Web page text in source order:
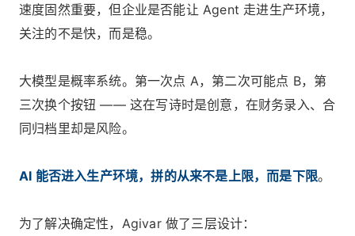
速度固然重要，但企业是否能让 Agent 走进生产环境，
关注的不是快，而是稳。
大模型是概率系统。第一次点 A，第二次可能点 B，第
三次换个按钮 —— 这在写诗时是创意，在财务录入、合
同归档里却是风险。
AI 能否进入生产环境，拼的从来不是上限，而是下限。
为了解决确定性，Agivar 做了三层设计：